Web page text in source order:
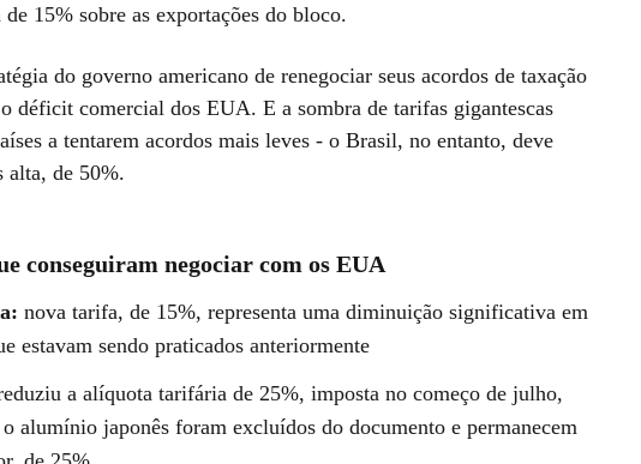
15% sobre as exportações do bloco.
do governo americano de renegociar seus acordos de taxação
déficit comercial dos EUA. E a sombra de tarifas gigantescas
a tentarem acordos mais leves - o Brasil, no entanto, deve
alta, de 50%.
conseguiram negociar com os EUA
nova tarifa, de 15%, representa uma diminuição significativa em
estavam sendo praticados anteriormente
a alíquota tarifária de 25%, imposta no começo de julho,
alumínio japonês foram excluídos do documento e permanecem